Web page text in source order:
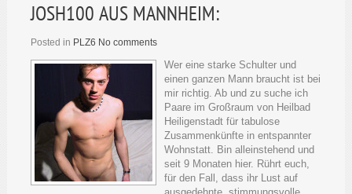
JOSH100 AUS MANNHEIM:
Posted in PLZ6 No comments
Wer eine starke Schulter und
einen ganzen Mann braucht ist bei
mir richtig. Ab und zu suche ich
Paare im Großraum von Heilbad
Heiligenstadt für tabulose
Zusammenkünfte in entspannter
Wohnstatt. Bin alleinstehend und
seit 9 Monaten hier. Rührt euch,
für den Fall, dass ihr Lust auf